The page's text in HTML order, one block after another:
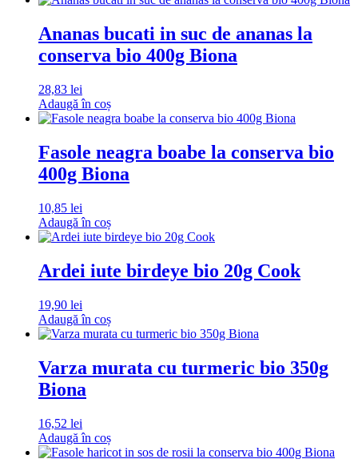
Ananas bucati in suc de ananas la
conserva bio 400g Biona
28,83 lei
Adaugă în coș
Fasole neagra boabe la conserva bio
400g Biona
10,85 lei
Adaugă în coș
Ardei iute birdeye bio 20g Cook
19,90 lei
Adaugă în coș
Varza murata cu turmeric bio 350g
Biona
16,52 lei
Adaugă în coș